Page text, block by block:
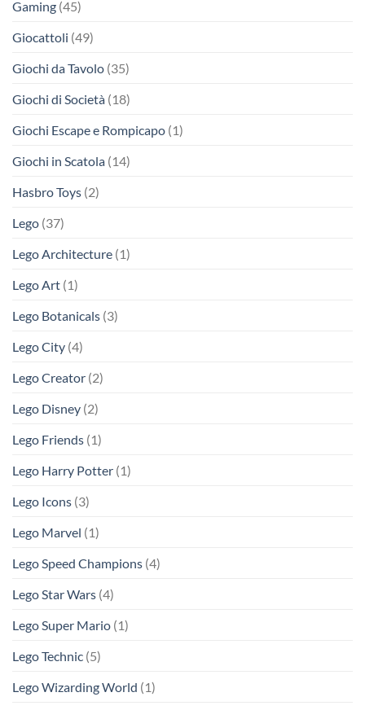
Gaming (45)
Giocattoli (49)
Giochi da Tavolo (35)
Giochi di Società (18)
Giochi Escape e Rompicapo (1)
Giochi in Scatola (14)
Hasbro Toys (2)
Lego (37)
Lego Architecture (1)
Lego Art (1)
Lego Botanicals (3)
Lego City (4)
Lego Creator (2)
Lego Disney (2)
Lego Friends (1)
Lego Harry Potter (1)
Lego Icons (3)
Lego Marvel (1)
Lego Speed Champions (4)
Lego Star Wars (4)
Lego Super Mario (1)
Lego Technic (5)
Lego Wizarding World (1)